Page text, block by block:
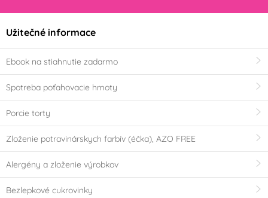
Užitečné informace
Ebook na stiahnutie zadarmo
Spotreba poťahovacie hmoty
Porcie torty
Zloženie potravinárskych farbív (éčka), AZO FREE
Alergény a zloženie výrobkov
Bezlepkové cukrovinky